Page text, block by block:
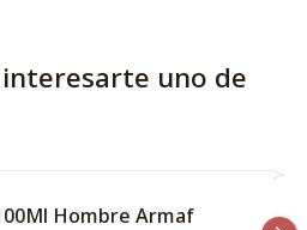
uno de
Hombre Armaf